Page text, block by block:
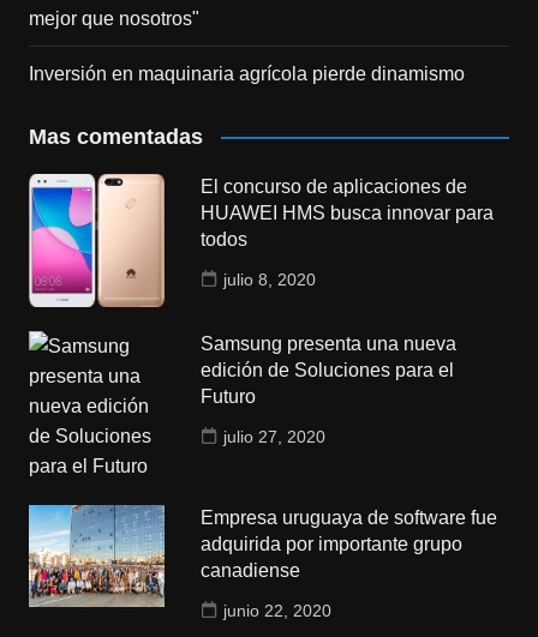
mejor que nosotros"
Inversión en maquinaria agrícola pierde dinamismo
Mas comentadas
El concurso de aplicaciones de
HUAWEI HMS busca innovar para
todos
julio 8, 2020
Samsung presenta una nueva
edición de Soluciones para el
Futuro
julio 27, 2020
Empresa uruguaya de software fue
adquirida por importante grupo
canadiense
junio 22, 2020